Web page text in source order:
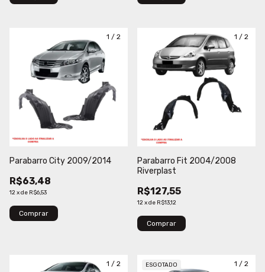
1 / 2
Parabarro City 2009/2014
R$63,48
12xde R$6,53
Comprar
1 / 2
Parabarro Fit 2004/2008
Riverplast
R$127,55
12xde R$13,12
Comprar
1 / 2 1 / 2
ESGOTADO